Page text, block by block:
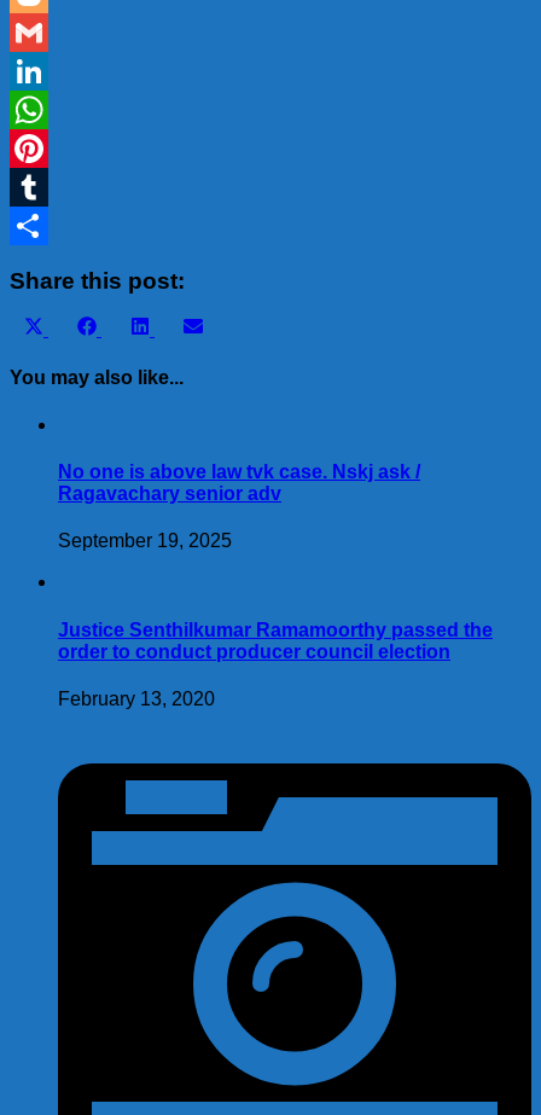
Blogger
Gmail
LinkedIn
WhatsApp
Pinterest
Tumblr
Share this post:
Share
Share
Facebook
Share
LinkedInShare
You may also like...
No one is above law tvk case. Nskj ask /
Ragavachary senior adv
September 19, 2025
Justice Senthilkumar Ramamoorthy passed the
order to conduct producer council election
February 13, 2020